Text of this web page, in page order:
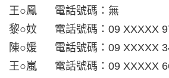
王○鳳 電話號碼：無
黎○妏 電話號碼：09 XXXXX
陳○媛 電話號碼：09 XXXXX
王○嵐 電話號碼：09 XXXXX